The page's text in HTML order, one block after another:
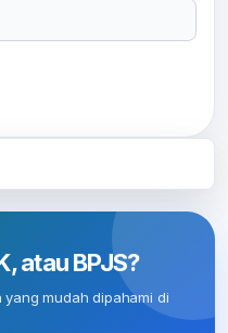
atau BPJS?
mudah dipahami di